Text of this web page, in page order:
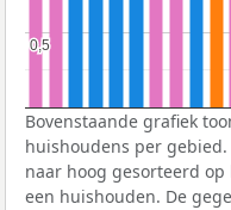
0,5
0,5
Bovenstaande grafiek
huishoudens per
naar hoog gesorteerd
een huishouden. De